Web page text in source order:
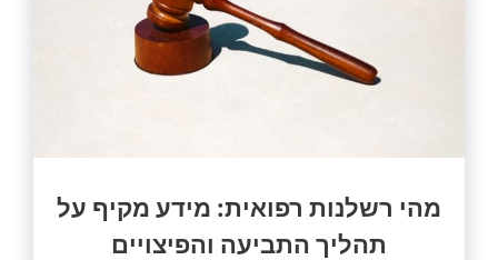
מהי רשלנות רפואית: מידע מקיף על
תהליך התביעה והפיצויים